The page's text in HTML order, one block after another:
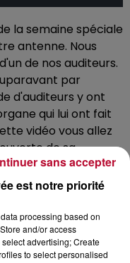
la semaine spéciale
antenne. Nous
de nos auditeurs.
par
d'auditeurs y ont
qui lui ont fait
vidéo vous allez
de sa
bien plus que de
organisé
Des milliers de
parents de
des surprise. Dans
Morgane 9 ans la
est notre priorité
processing based on
and/or access
advertising; Create
to select personalised
sans accepter